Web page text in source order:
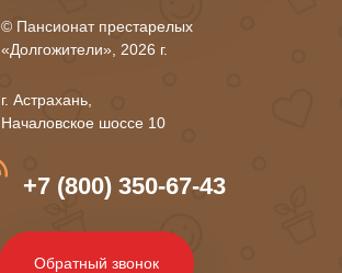
© Пансионат престарелых
«Долгожители», 2026 г.
г. Астрахань,
Началовское шоссе 10
+7 (800) 350-67-43
Обратный звонок